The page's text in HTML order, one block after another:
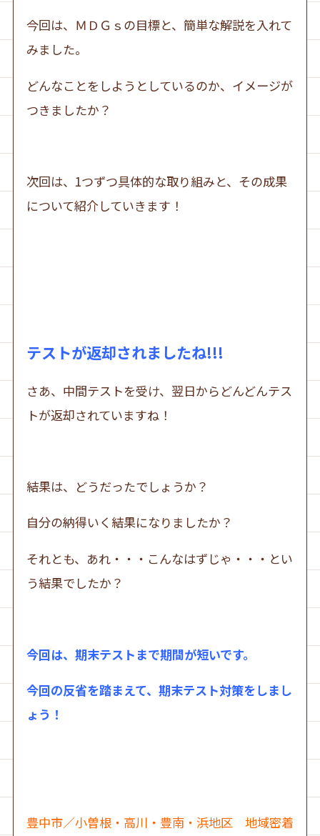
今回は、ＭＤＧｓの目標と、簡単な解説を入れて
みました。
どんなことをしようとしているのか、イメージが
つきましたか？
次回は、1つずつ具体的な取り組みと、その成果
について紹介していきます！
テストが返却されましたね!!!
さあ、中間テストを受け、翌日からどんどんテス
トが返却されていますね！
結果は、どうだったでしょうか？
自分の納得いく結果になりましたか？
それとも、あれ・・・こんなはずじゃ・・・とい
う結果でしたか？
今回は、期末テストまで期間が短いです。
今回の反省を踏まえて、期末テスト対策をしまし
ょう！
豊中市／小曽根・高川・豊南・浜地区 地域密着